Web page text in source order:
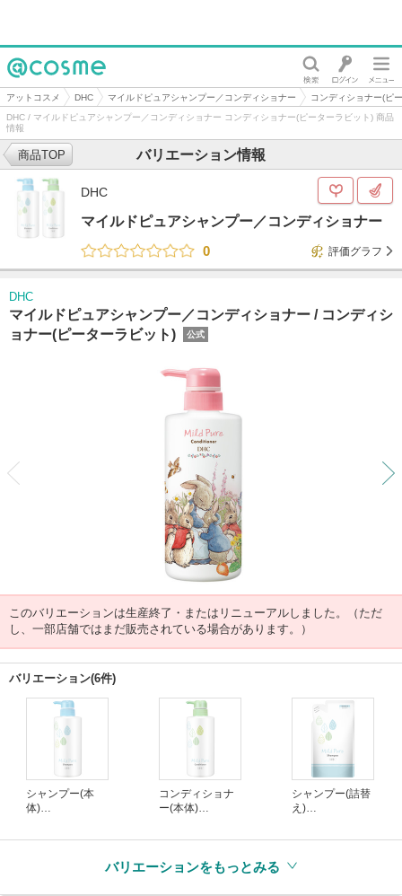
@cosme
アットコスメ DHC マイルドピュアシャンプー／コンディショナー
コンディショナー(ピ
DHC / マイルドピュアシャンプー／コンディショナー コンディショナー(ピーターラビット) 商品
情報
バリエーション情報
商品TOP
DHC
マイルドピュアシャンプー／コンディショナー
0
評価グラフ
DHC
マイルドピュアシャンプー／コンディショナー / コンディシ
ョナー(ピーターラビット)
公式
このバリエーションは生産終了・またはリニューアルしました。（ただ
し、一部店舗ではまだ販売されている場合があります。）
バリエーション(6件)
シャンプー(本
体)
コンディショナ
ー(本体)
シャンプー(詰替
え)
バリエーションをもっとみる